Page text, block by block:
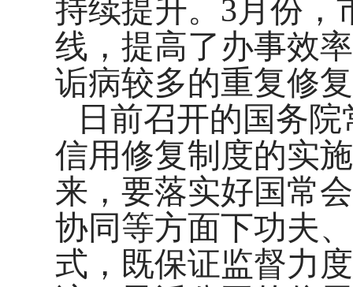
持续提升。3月份，
线，提高了办事效
诟病较多的重复修
日前召开的国务
信用修复制度的实
来，要落实好国常
协同等方面下功夫
式，既保证监督力